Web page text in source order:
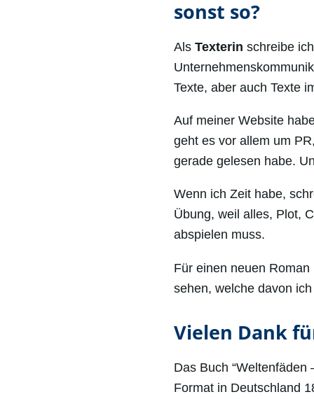
sonst so?
Als Texterin schreibe
Texte, aber auch Texte
Auf meiner Website
geht es vor allem um
gerade gelesen habe.
Wenn ich Zeit habe,
Übung, weil alles, Plot,
abspielen muss.
Für einen neuen
sehen, welche davon
Vielen Dank
Das Buch
Format in Deutschland